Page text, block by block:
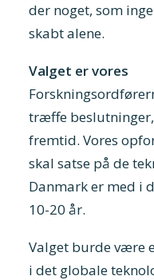
der noget, som
skabt alene.
Valget er vores
træffe
fremtid. Vores
skal satse på de
Danmark er med i
10-20 år.
Valget burde være
i det globale